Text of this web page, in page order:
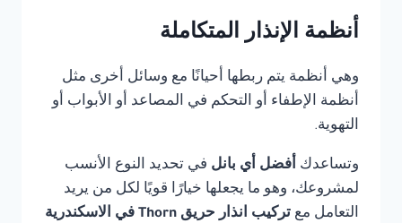
أنظمة الإنذار المتكاملة
وهي أنظمة يتم ربطها أحيانًا مع وسائل أخرى مثل
أنظمة الإطفاء أو التحكم في المصاعد أو الأبواب أو
التهوية.
وتساعدك أفضل أي بانل في تحديد النوع الأنسب
لمشروعك، وهو ما يجعلها خيارًا قويًا لكل من يريد
التعامل مع تركيب انذار حريق Thorn في الاسكندرية